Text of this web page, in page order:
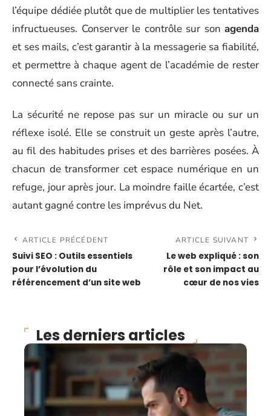
l’équipe dédiée plutôt que de multiplier les tentatives
infructueuses. Conserver le contrôle sur son agenda
et ses mails, c’est garantir à la messagerie sa fiabilité,
et permettre à chaque agent de l’académie de rester
connecté sans crainte.
La sécurité ne repose pas sur un miracle ou sur un
réflexe isolé. Elle se construit un geste après l’autre,
au fil des habitudes prises et des barrières posées. À
chacun de transformer cet espace numérique en un
refuge, jour après jour. La moindre faille écartée, c’est
autant gagné contre les imprévus du Net.
ARTICLE PRÉCÉDENT
Suivi SEO : Outils essentiels
pour l’évolution du
référencement d’un site web
ARTICLE SUIVANT
Le web expliqué : son
rôle et son impact au
cœur de nos vies
Les derniers articles